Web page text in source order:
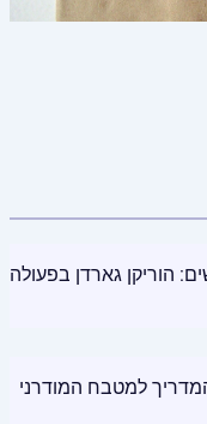
הוריקן גארדן בפעולה
למטבח המודרני